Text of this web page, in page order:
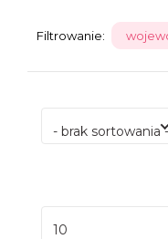
Filtrowanie:
- brak sortowania -
10